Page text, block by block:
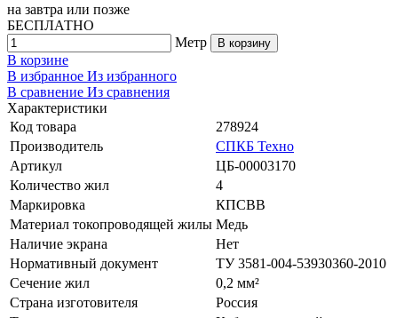
на завтра или позже
БЕСПЛАТНО
Метр
В корзину
В корзине
В избранное Из избранного
В сравнение Из сравнения
Характеристики
Код товара
278924
Производитель
СПКБ Техно
Артикул
ЦБ-00003170
Количество жил
4
Маркировка
КПСВВ
Материал токопроводящей жилы Медь
Наличие экрана
Нет
Нормативный документ
ТУ 3581-004-53930360-2010
Сечение жил
0,2 мм²
Страна изготовителя
Россия